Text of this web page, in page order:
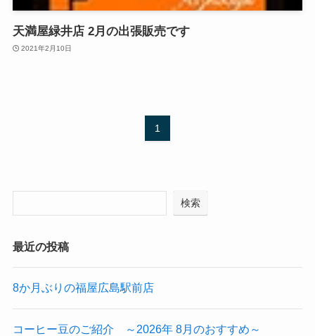
天満屋緑井店 2月の出張販売です
2021年2月10日
1
検索
最近の投稿
8か月ぶりの福屋広島駅前店
コーヒー豆のご紹介 ～2026年 8月のおすすめ～